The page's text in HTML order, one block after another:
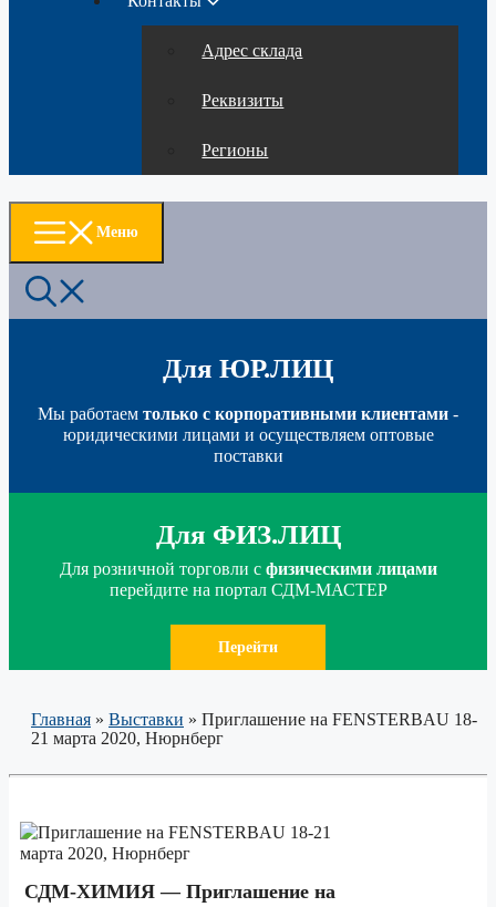
Адрес склада
Реквизиты
Регионы
Меню
Для ЮР.ЛИЦ
Мы работаем только с корпоративными клиентами -
юридическими лицами и осуществляем оптовые
поставки
Для ФИЗ.ЛИЦ
Для розничной торговли с физическими лицами
перейдите на портал СДМ-МАСТЕР
Перейти
Главная » Выставки » Приглашение на FENSTERBAU 18-
21 марта 2020, Нюрнберг
СДМ-ХИМИЯ — Приглашение на